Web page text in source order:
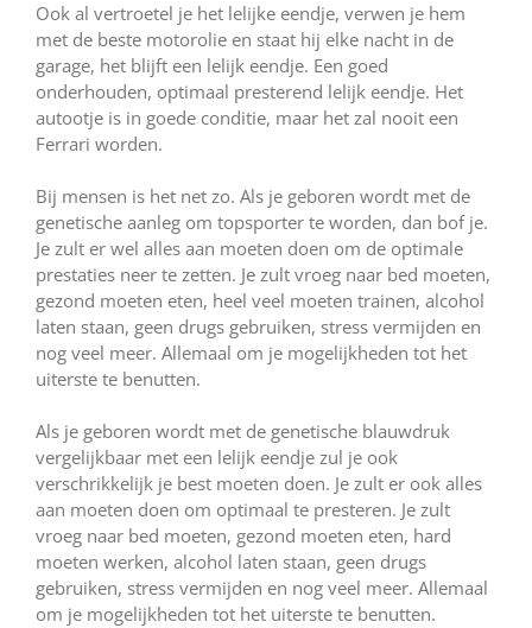
Ook al vertroetel je het lelijke eendje, verwen je hem
met de beste motorolie en staat hij elke nacht in de
garage, het blijft een lelijk eendje. Een goed
onderhouden, optimaal presterend lelijk eendje. Het
autootje is in goede conditie, maar het zal nooit een
Ferrari worden.
Bij mensen is het net zo. Als je geboren wordt met de
genetische aanleg om topsporter te worden, dan bof je.
Je zult er wel alles aan moeten doen om de optimale
prestaties neer te zetten. Je zult vroeg naar bed moeten,
gezond moeten eten, heel veel moeten trainen, alcohol
laten staan, geen drugs gebruiken, stress vermijden en
nog veel meer. Allemaal om je mogelijkheden tot het
uiterste te benutten.
Als je geboren wordt met de genetische blauwdruk
vergelijkbaar met een lelijk eendje zul je ook
verschrikkelijk je best moeten doen. Je zult er ook alles
aan moeten doen om optimaal te presteren. Je zult
vroeg naar bed moeten, gezond moeten eten, hard
moeten werken, alcohol laten staan, geen drugs
gebruiken, stress vermijden en nog veel meer. Allemaal
om je mogelijkheden tot het uiterste te benutten.